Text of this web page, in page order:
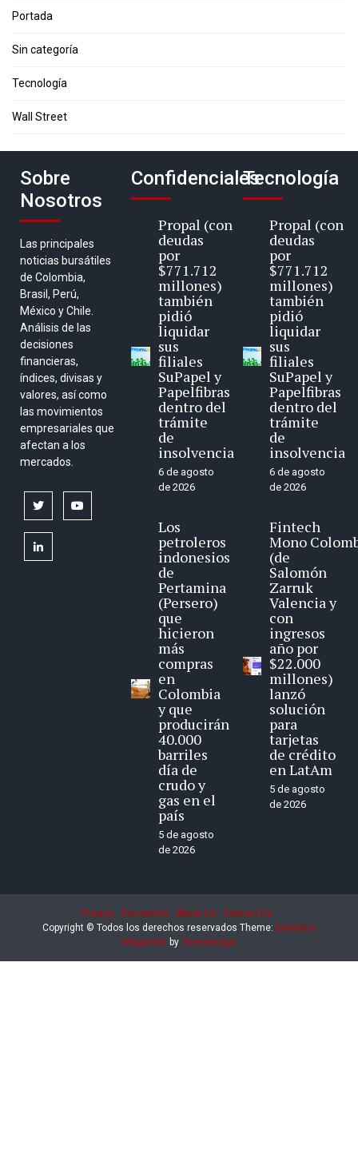
Portada
Sin categoría
Tecnología
Wall Street
Sobre
Nosotros
Las principales
noticias bursátiles
de Colombia,
Brasil, Perú,
México y Chile.
Análisis de las
decisiones
financieras,
índices, divisas y
valores, así como
las movimientos
empresariales que
afectan a los
mercados.
twitter
linkedin
Confidenciales
Propal (con
deudas
por
$771.712
millones)
también
pidió
liquidar
sus
filiales
SuPapel y
Papelfibras
dentro del
trámite
de
insolvencia
6 de agosto
de 2026
Los
petroleros
indonesios
de
Pertamina
(Persero)
que
hicieron
más
compras
en
Colombia
y que
producirán
40.000
barriles
día de
crudo y
gas en el
país
5 de agosto
de 2026
Tecnología
Propal (con
deudas
por
$771.712
millones)
también
pidió
liquidar
sus
filiales
SuPapel y
Papelfibras
dentro del
trámite
de
insolvencia
6 de agosto
de 2026
Fintech
Mono
(de
Salomón
Zarruk
Valencia y
con
ingresos
año por
$22.000
millones)
lanzó
solución
para
tarjetas
de crédito
en LatAm
5 de agosto
de 2026
Privacy Disclaimer About Us
Contact Us
Copyright © Todos los derechos reservados Theme: Eximious
Magazine by Themesaga